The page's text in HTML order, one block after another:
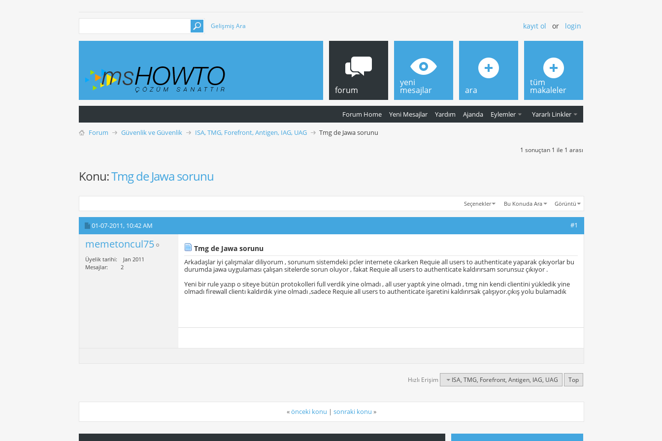
Gelişmiş Ara kayıt ol or login
forum
Forum Home Yeni Mesajlar Yardım Ajanda Eylemler Yararlı Linkler
yeni
mesajlar ara
tüm
makaleler
Forum Güvenlik ve Güvenlik ISA, TMG, Forefront, Antigen, IAG, UAG Tmg de Jawa sorunu
1 sonuçtan 1 ile 1 arası
Konu:Tmg de Jawa sorunu
Seçenekler Bu Konuda Ara Görüntü
01-07-2011, 10:42 AM #1
memetoncul75
Üyelik tarihi
Jan 2011
Mesajlar
2
Tmg de Jawa sorunu
Arkadaşlar iyi çalışmalar diliyorum , sorunum sistemdeki pcler internete cıkarken Requie all users to authenticate yaparak çıkıyorlar bu
durumda jawa uygulaması çalışan sitelerde sorun oluyor , fakat Requie all users to authenticate kaldırırsam sorunsuz çıkıyor .
Yeni bir rule yazıp o siteye bütün protokolleri full verdik yine olmadı , all user yaptık yine olmadı , tmg nin kendi clientini yükledik yine
olmadı firewall clientı kaldırdık yine olmadı ,sadece Requie all users to authenticate işaretini kaldırırsak çalışıyor.çıkış yolu bulamadık
Hızlı Erişim ISA, TMG, Forefront, Antigen, IAG, UAG Top
«önceki konu | sonraki konu »